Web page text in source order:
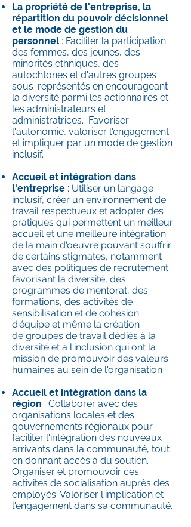
La propriété de l'entreprise, la
répartition du pouvoir décisionnel
et le mode de gestion du
personnel : Faciliter la participation
des femmes, des jeunes, des
minorités ethniques, des
autochtones et d'autres groupes
sous-représentés en encourageant
la diversité parmi les actionnaires et
les administrateurs et
administratrices. Favoriser
l'autonomie, valoriser l'engagement
et impliquer par un mode de gestion
inclusif.
Accueil et intégration dans
l'entreprise : Utiliser un langage
inclusif, créer un environnement de
travail respectueux et adopter des
pratiques qui permettent un meilleur
accueil et une meilleure intégration
de la main d'oeuvre pouvant souffrir
de certains stigmates, notamment
avec des politiques de recrutement
favorisant la diversité, des
programmes de mentorat, des
formations, des activités de
sensibilisation et de cohésion
d'équipe et même la création
de groupes de travail dédiés à la
diversité et à l'inclusion qui ont la
mission de promouvoir des valeurs
humaines au sein de l'organisation
Accueil et intégration dans la
région : Collaborer avec des
organisations locales et des
gouvernements régionaux pour
faciliter l'intégration des nouveaux
arrivants dans la communauté, tout
en donnant accès à du soutien.
Organiser et promouvoir ces
activités de socialisation auprès des
employés. Valoriser l'implication et
l'engagement dans sa communauté.